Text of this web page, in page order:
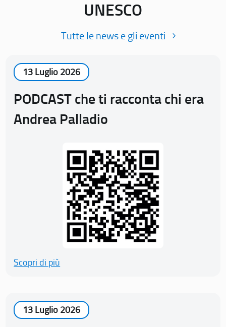
UNESCO
Tutte le news e gli eventi
13 Luglio 2026
PODCAST che ti racconta chi era
Andrea Palladio
Scopri di più
13 Luglio 2026